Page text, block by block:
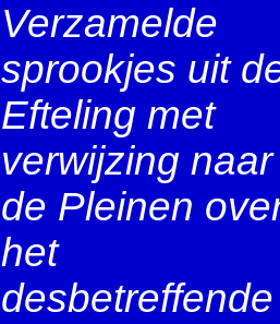
Verzamelde
sprookjes uit
Efteling met
verwijzing naar
de Pleinen
het
desbetreffende